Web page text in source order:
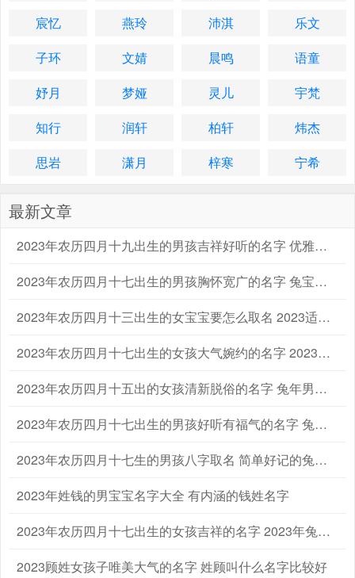
宸忆
燕玲 沛淇
乐文
子环
文婧 晨鸣
语童
妤月
梦娅 灵儿
宇梵
知行
润轩 柏轩
炜杰
思岩
潇月 梓寒 宁希
最新文章
2023年农历四月十九出生的男孩吉祥好听的名字 优雅的兔男宝宝名字大全
2023年农历四月十七出生的男孩胸怀宽广的名字 兔宝宝起名字大全男孩生辰八字起名
2023年农历四月十三出生的女宝宝要怎么取名 2023适合属兔的女孩宝宝名字大全
2023年农历四月十七出生的女孩大气婉约的名字 2023兔年宝宝女孩子取名字大全
2023年农历四月十五出的女孩清新脱俗的名字 兔年男宝宝女宝宝名字大全
2023年农历四月十七出生的男孩好听有福气的名字 兔年男孩名字2023年名字大全
2023年农历四月十七生的男孩八字取名 简单好记的兔男孩名字
2023年姓钱的男宝宝名字大全 有内涵的钱姓名字
2023年农历四月十七出生的女孩吉祥的名字 2023年兔年女宝宝的名字大全
2023顾姓女孩子唯美大气的名字 姓顾叫什么名字比较好